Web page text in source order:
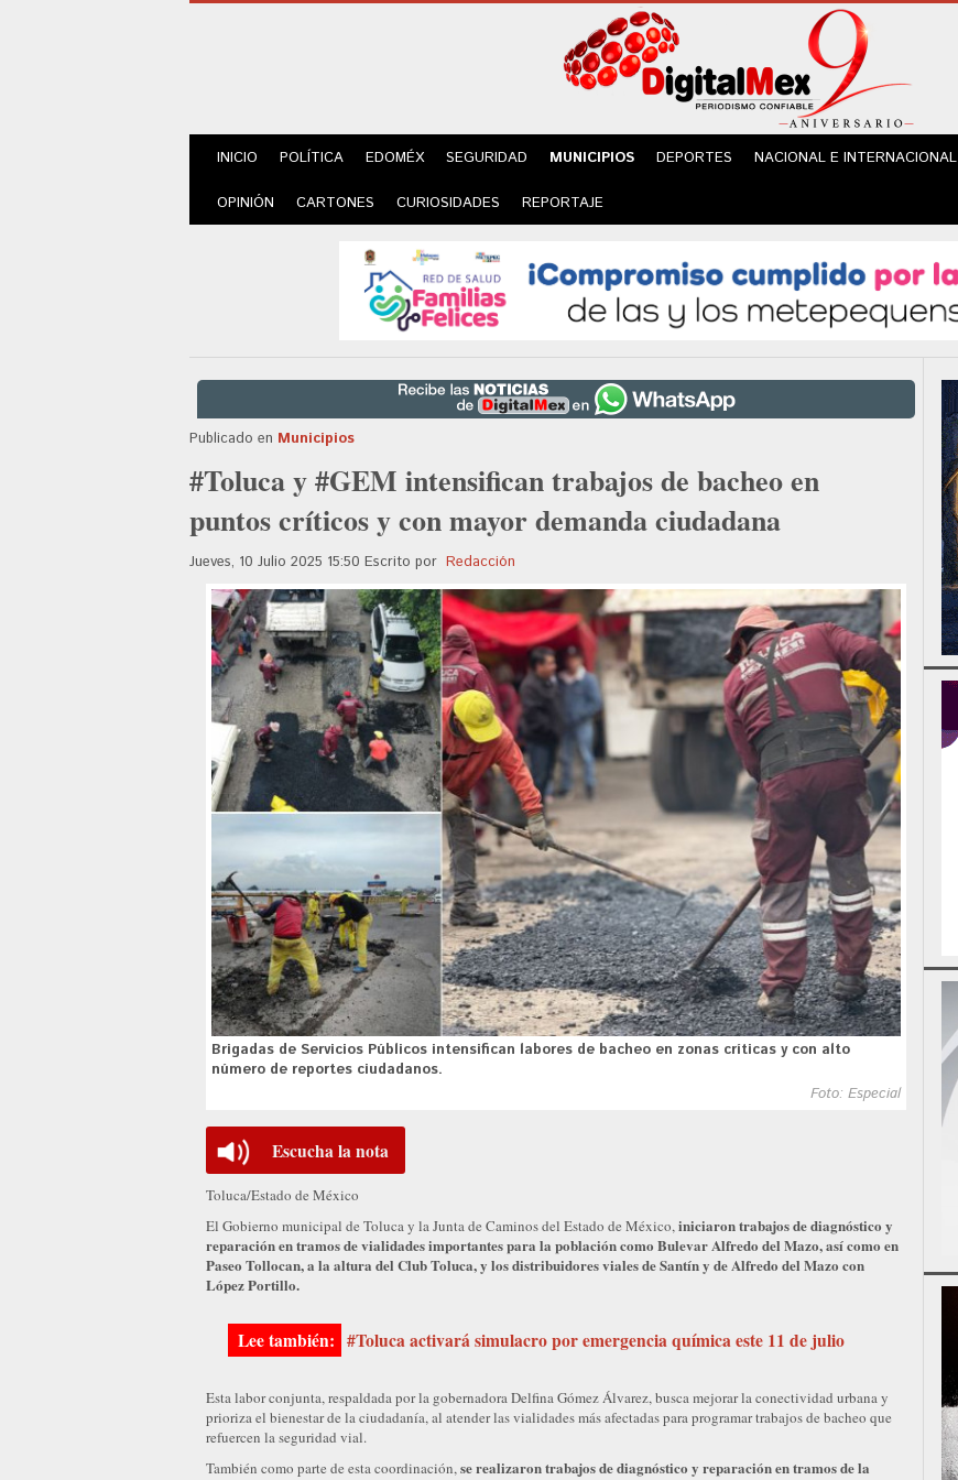
INICIO POLÍTICA EDOMÉX SEGURIDAD MUNICIPIOS DEPORTES NACIONAL E INTERNACIONAL
OPINIÓN CARTONES CURIOSIDADES REPORTAJE
Publicado en Municipios
#Toluca y #GEM intensifican trabajos de bacheo en
puntos críticos y con mayor demanda ciudadana
Jueves, 10 Julio 2025 15:50 Escrito por Redacción
Brigadas de Servicios Públicos intensifican labores de bacheo en zonas críticas y con alto
número de reportes ciudadanos.
Foto: Especial
Escucha la nota
Toluca/Estado de México
El Gobierno municipal de Toluca y la Junta de Caminos del Estado de México,iniciaron trabajos de diagnóstico y
reparación en tramos de vialidades importantes para la población como Bulevar Alfredo del Mazo, así como en
Paseo Tollocan, a la altura del Club Toluca, y los distribuidores viales de Santín y de Alfredo del Mazo con
López Portillo.
#Toluca activará simulacro por emergencia química este 11 de julio
Esta labor conjunta, respaldada por la gobernadora Delfina Gómez Álvarez, busca mejorar la conectividad urbana y
prioriza el bienestar de la ciudadanía, al atender las vialidades más afectadas para programar trabajos de bacheo que
refuercen la seguridad vial.
También como parte de esta coordinación,se realizaron trabajos de diagnóstico y reparación en tramos de la